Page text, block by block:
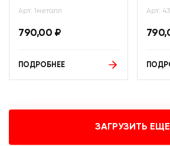
Арт: 1металл
790,00 ₽
ПОДРОБНЕЕ
Арт:
ЗАГРУЗИТЬ ЕЩЕ